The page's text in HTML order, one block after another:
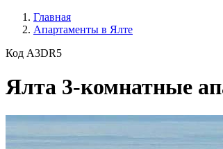
Главная
Апартаменты в Ялте
Код A3DR5
Ялта 3-комнатные